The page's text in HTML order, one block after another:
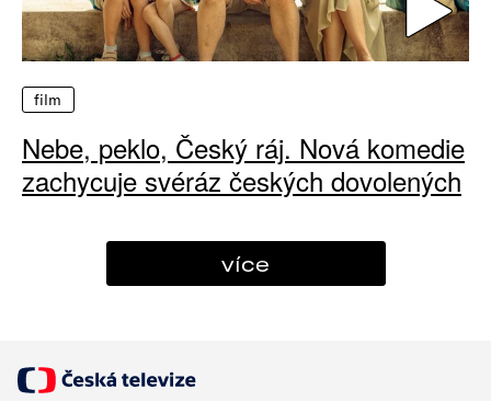
film
Nebe, peklo, Český ráj. Nová komedie
zachycuje svéráz českých dovolených
více